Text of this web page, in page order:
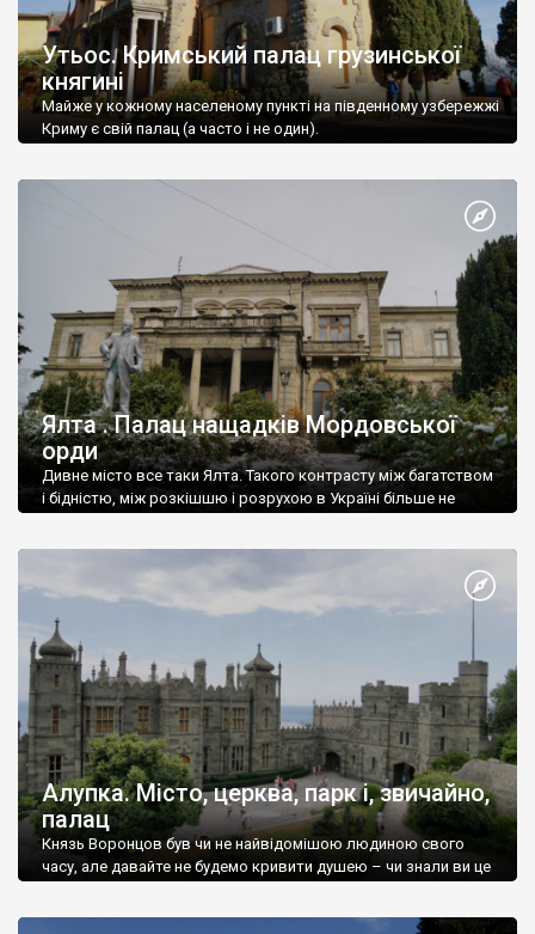
Утьос. Кримський палац грузинської
княгині
Майже у кожному населеному пункті на південному узбережжі
Криму є свій палац (а часто і не один).
Ялта . Палац нащадків Мордовської
орди
Дивне місто все таки Ялта. Такого контрасту між багатством
і бідністю, між розкішшю і розрухою в Україні більше не
Алупка. Місто, церква, парк і, звичайно,
палац
Князь Воронцов був чи не найвідомішою людиною свого
часу, але давайте не будемо кривити душею – чи знали ви це